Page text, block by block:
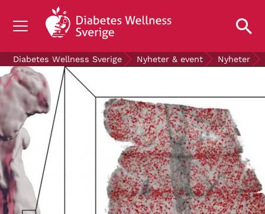
OM DIABETES
STÖD OSS
FORSKNING
NYHETER & EVENT
OM OSS
GRATIS DIABETESPRODUKTER
Blodsockerkollen
Diabetes Wellness Sverige Nyheter & event Nyheter